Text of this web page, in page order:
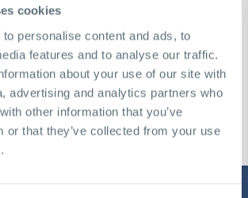
cookies
personalise content and ads, to
features and to analyse our traffic.
about your use of our site with
advertising and analytics partners who
other information that you’ve
or that they’ve collected from your use
nel prendere la decisione
i vostri obiettivi di business
Richiedi una consulenza gratuita